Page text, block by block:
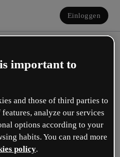
Einloggen
Konto!
Rolle am besten?
important to
and those of third parties to
analyze our services
options according to your
habits. You can read more
policy.